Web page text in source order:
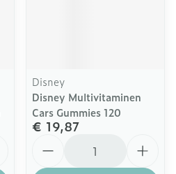
Disney
Disney Multivitaminen
Cars Gummies 120
€ 19,87